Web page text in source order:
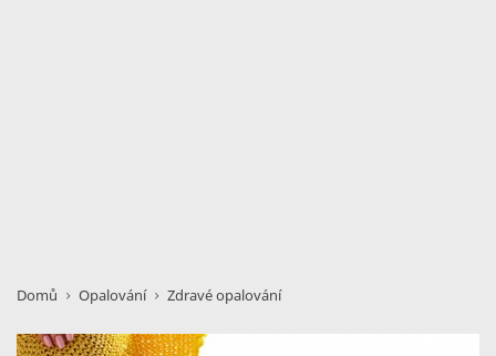
Domů Opalování Zdravé opalování